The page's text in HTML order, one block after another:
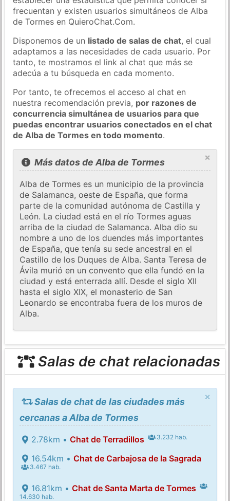
frecuentan y existen usuarios simultáneos de Alba
de Tormes en QuieroChat.Com.
Disponemos de un listado de salas de chat, el cual
adaptamos a las necesidades de cada usuario. Por
tanto, te mostramos el link al chat que más se
adecúa a tu búsqueda en cada momento.
Por tanto, te ofrecemos el acceso al chat en
nuestra recomendación previa, por razones de
concurrencia simultánea de usuarios para que
puedas encontrar usuarios conectados en el chat
de Alba de Tormes en todo momento.
×
Más datos de Alba de Tormes
Alba de Tormes es un municipio de la provincia
de Salamanca, oeste de España, que forma
parte de la comunidad autónoma de Castilla y
León. La ciudad está en el río Tormes aguas
arriba de la ciudad de Salamanca. Alba dio su
nombre a uno de los duendes más importantes
de España, que tenía su sede ancestral en el
Castillo de los Duques de Alba. Santa Teresa de
Ávila murió en un convento que ella fundó en la
ciudad y está enterrada allí. Desde el siglo XII
hasta el siglo XIX, el monasterio de San
Leonardo se encontraba fuera de los muros de
Alba.
Salas de chat relacionadas
×
Salas de chat de las ciudades más
cercanas a Alba de Tormes
2.78km • Chat de Terradillos 3.232 hab.
16.54km • Chat de Carbajosa de la Sagrada
3.467 hab.
16.81km • Chat de Santa Marta de Tormes
14.630 hab.